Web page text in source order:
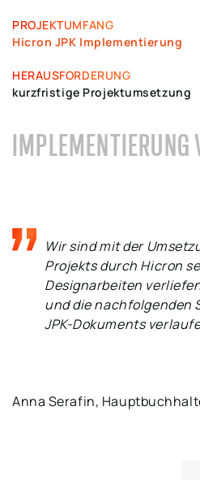
PROJEKTUMFANG
Hicron JPK Implementierung
HERAUSFORDERUNG
kurzfristige Projektumsetzung
IMPLEMENTIERUNG
Wir sind mit der
Projekts durch Hicron
Designarbeiten
und die nachfolgenden
JPK-Dokuments
Anna Serafin,